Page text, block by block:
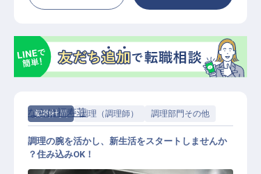
契約社員 調理（調理師） 調理部門その他
ならは福寿荘
調理の腕を活かし、新生活をスタートしませんか
？住み込みOK！